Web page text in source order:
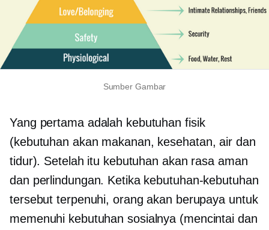
Sumber Gambar
Yang pertama adalah kebutuhan fisik
(kebutuhan akan makanan, kesehatan, air dan
tidur). Setelah itu kebutuhan akan rasa aman
dan perlindungan. Ketika kebutuhan-kebutuhan
tersebut terpenuhi, orang akan berupaya untuk
memenuhi kebutuhan sosialnya (mencintai dan